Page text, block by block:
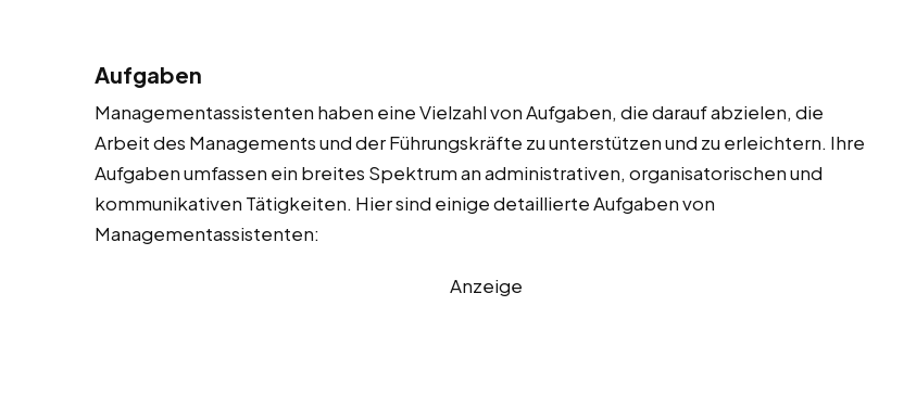
Aufgaben
Managementassistenten haben eine Vielzahl von Aufgaben, die darauf abzielen, die
Arbeit des Managements und der Führungskräfte zu unterstützen und zu erleichtern. Ihre
Aufgaben umfassen ein breites Spektrum an administrativen, organisatorischen und
kommunikativen Tätigkeiten. Hier sind einige detaillierte Aufgaben von
Managementassistenten:
Anzeige